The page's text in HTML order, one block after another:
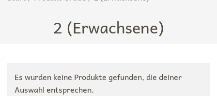
2 (Erwachsene)
Es wurden keine Produkte gefunden, die deiner
Auswahl entsprechen.